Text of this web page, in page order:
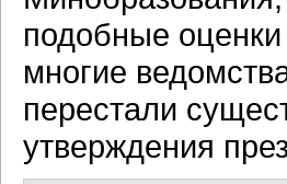
подобные
многие
перестали
утверждения